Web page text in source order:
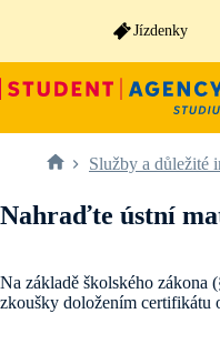
Jízdenky
Služby a důležité
Nahraďte ústní
Na základě školského zákona
zkoušky doložením certifikátu